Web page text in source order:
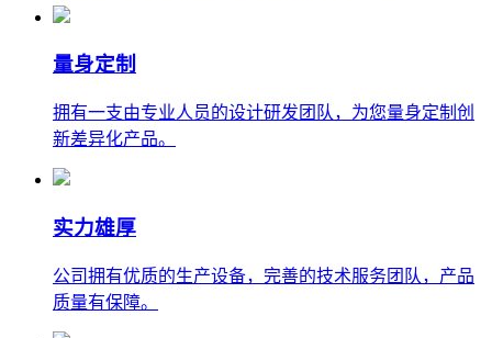
量身定制
拥有一支由专业人员的设计研发团队，为您量身定制创
新差异化产品。
实力雄厚
公司拥有优质的生产设备，完善的技术服务团队，产品
质量有保障。